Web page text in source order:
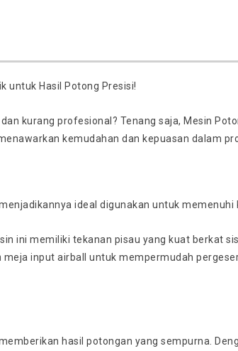
untuk Hasil Potong Presisi!
kurang profesional? Tenang saja, Mesin
kemudahan dan kepuasan dalam
ideal digunakan untuk
ini memiliki tekanan pisau yang kuat berkat
input airball untuk mempermudah
hasil potongan yang sempurna.